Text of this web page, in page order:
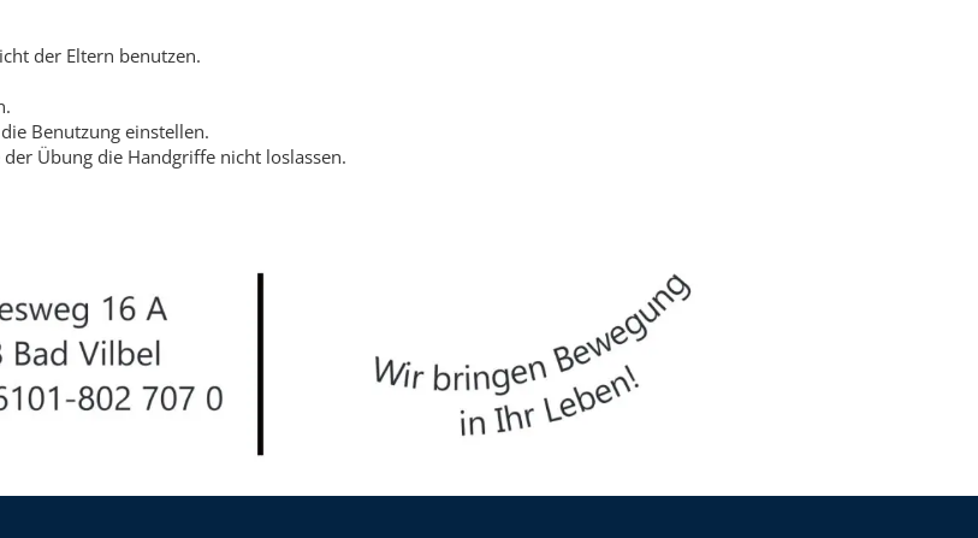
der Eltern benutzen.
Benutzung einstellen.
Übung die Handgriffe nicht loslassen.